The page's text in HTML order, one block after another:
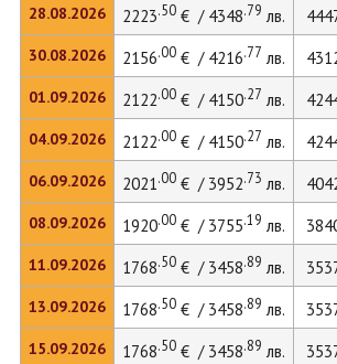
28.08.2026
30.08.2026
01.09.2026
04.09.2026
06.09.2026
08.09.2026
11.09.2026
13.09.2026
15.09.2026
2223.50€ / 4348.79 лв.
2156.00€ / 4216.77 лв.
2122.00€ / 4150.27 лв.
2122.00€ / 4150.27 лв.
2021.00€ / 3952.73 лв.
1920.00€ / 3755.19 лв.
1768.50€ / 3458.89 лв.
1768.50€ / 3458.89 лв.
1768.50€ / 3458.89 лв.